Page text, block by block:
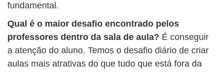
fundamental.
Qual é o maior desafio encontrado pelos
professores dentro da sala de aula? É conseguir
a atenção do aluno. Temos o desafio diário de criar
aulas mais atrativas do que tudo que está fora da